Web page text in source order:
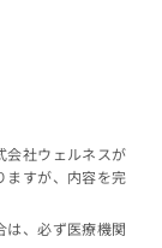
会社ウェルネスが
ますが、内容を完
は、必ず医療機関